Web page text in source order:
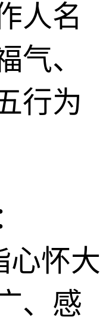
人名
气、
行为
心怀大
、感